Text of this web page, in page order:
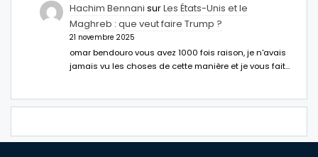
Hachim Bennani surLes États-Unis et le
Maghreb : que veut faire Trump ?
21 novembre 2025
omar bendouro vous avez 1000 fois raison, je n'avais
jamais vu les choses de cette manière et je vous fait…